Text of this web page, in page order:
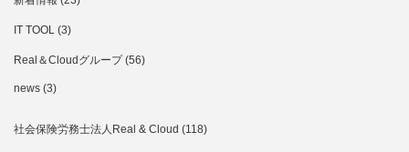
IT TOOL (3)
Real＆Cloudグループ(56)
news (3)
社会保険労務士法人Real & Cloud (118)